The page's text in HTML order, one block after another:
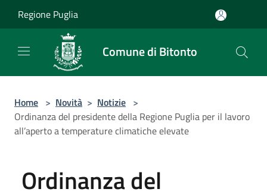
Regione Puglia
Comune di Bitonto
Home > Novità > Notizie >
Ordinanza del presidente della Regione Puglia per il lavoro
all’aperto a temperature climatiche elevate
Ordinanza del